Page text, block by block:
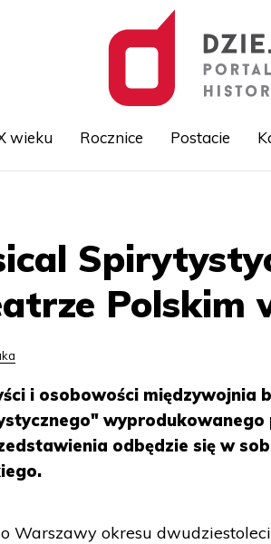
wieku Rocznice Postacie
Polskim
i osobowości międzywojnia
wyprodukowanego
odbędzie się w
Warszawy okresu